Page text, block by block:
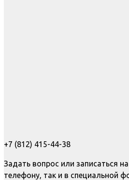
+7 (812) 415-44-38
Задать вопрос или записаться
телефону, так и в специальной